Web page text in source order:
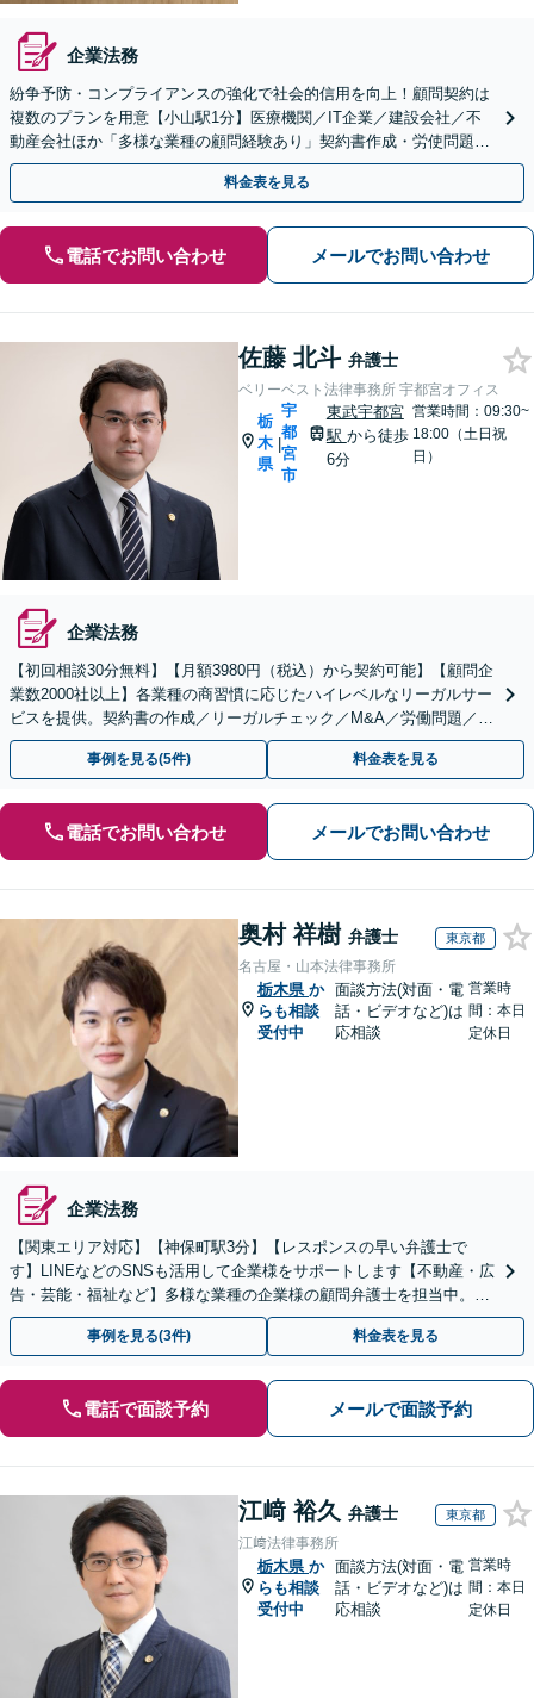
企業法務
紛争予防・コンプライアンスの強化で社会的信用を向上！顧問契約は
複数のプランを用意【小山駅1分】医療機関／IT企業／建設会社／不
動産会社ほか「多様な業種の顧問経験あり」契約書作成・労使問題・
クレーム対応など幅広く【休日・夜間面談可】
料金表を見る
電話でお問い合わせ メールでお問い合わせ
佐藤 北斗 弁護士
ベリーベスト法律事務所 宇都宮オフィス
栃
木
県
|
宇
都
宮
市
東武宇都宮
駅 から徒歩
6分
営業時間：09:30~
18:00（土日祝
日）
企業法務
【初回相談30分無料】【月額3980円（税込）から契約可能】【顧問企
業数2000社以上】各業種の商習慣に応じたハイレベルなリーガルサー
ビスを提供。契約書の作成／リーガルチェック／M&A／労働問題／知
的財産等、お任せください【他士業連携可能】
事例を見る(5件) 料金表を見る
電話でお問い合わせ メールでお問い合わせ
奥村 祥樹 弁護士 東京都
名古屋・山本法律事務所
栃木県 か
らも相談
受付中
面談方法(対面・電
話・ビデオなど)は
応相談
営業時
間：本日
定休日
企業法務
【関東エリア対応】【神保町駅3分】【レスポンスの早い弁護士で
す】LINEなどのSNSも活用して企業様をサポートします【不動産・広
告・芸能・福祉など】多様な業種の企業様の顧問弁護士を担当中。時
代に即した対応ができます【個人事業主様も相談可能】
事例を見る(3件) 料金表を見る
電話で面談予約 メールで面談予約
江﨑 裕久 弁護士 東京都
江﨑法律事務所
栃木県 か
らも相談
受付中
面談方法(対面・電
話・ビデオなど)は
応相談
営業時
間：本日
定休日